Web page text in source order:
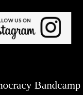
Bandcamp